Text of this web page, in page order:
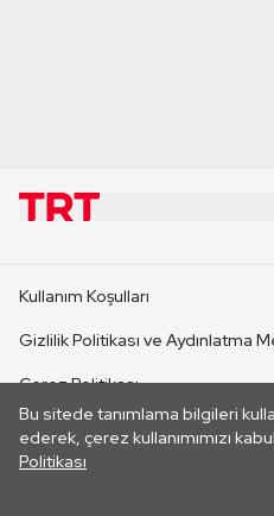
Bu sitede tanımlama bilgileri
ederek, çerez kullanımımızı
Politikası
CANLI YAYINLAR
Kullanım Koşulları
Gizlilik Politikası ve Aydınlatma
Çerez Politikası
İletişim
Her hakkı saklıdır. ©2026